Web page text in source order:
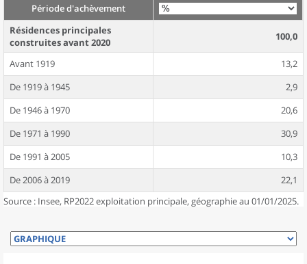
Période d'achèvement
Résidences principales
construites avant 2020
100,0
Avant 1919
13,2
De 1919 à 1945
2,9
De 1946 à 1970
20,6
De 1971 à 1990
30,9
De 1991 à 2005
10,3
De 2006 à 2019
22,1
Source : Insee, RP2022 exploitation principale, géographie au 01/01/2025.